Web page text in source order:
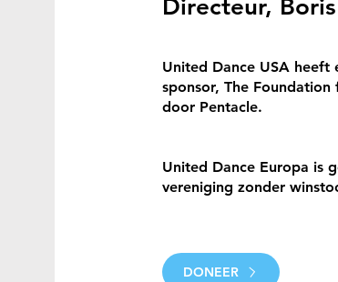
Directeur,
United Dance USA heeft
sponsor, The
door Pentacle.
United Dance Europa is
vereniging zonder
DONEER